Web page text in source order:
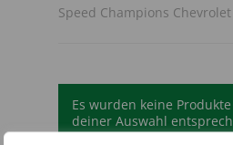
Speed Champions Chevrolet
Es wurden keine
deiner Auswahl